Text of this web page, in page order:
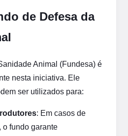
de Defesa da
Animal (Fundesa) é
nesta iniciativa. Ele
ser utilizados para:
: Em casos de
o fundo garante